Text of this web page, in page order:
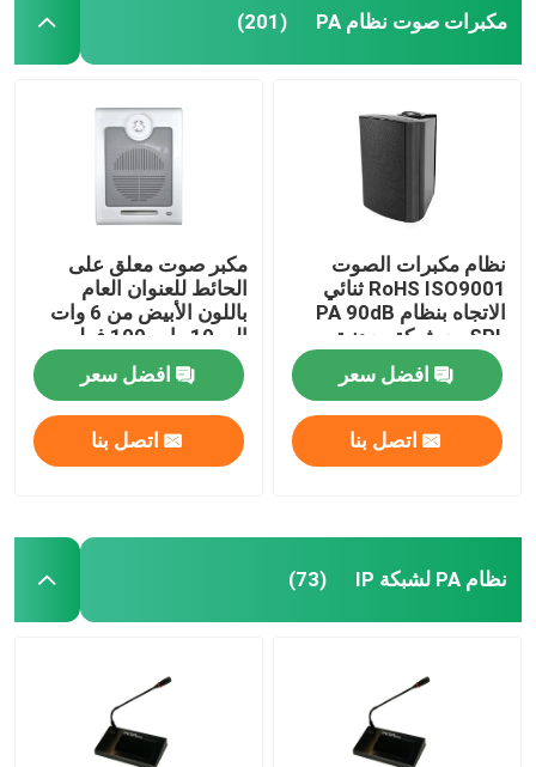
مكبرات صوت نظام PA (201)
نظام مكبرات الصوت
RoHS ISO9001 ثنائي
الاتجاه بنظام PA 90dB
SPL مع شبكة معدنية
سوداء
افضل سعر
اتصل بنا
مكبر صوت معلق على
الحائط للعنوان العام
باللون الأبيض من 6 وات
إلى 10 وات 100 فولت
افضل سعر
اتصل بنا
نظام PA لشبكة IP (73)